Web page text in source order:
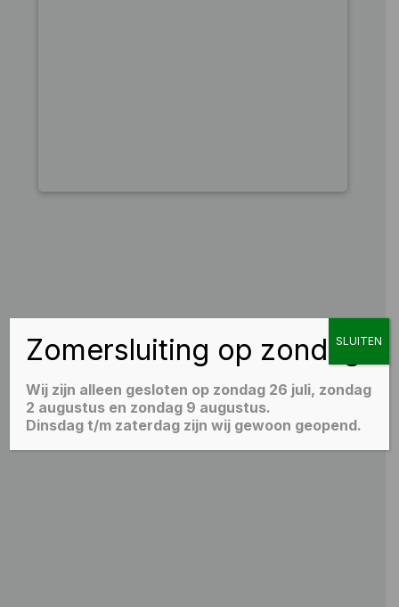
Zomersluiting op zondag
Wij zijn alleen gesloten op zondag 26 juli, zondag
2 augustus en zondag 9 augustus.
Dinsdag t/m zaterdag zijn wij gewoon geopend.
SLUITEN